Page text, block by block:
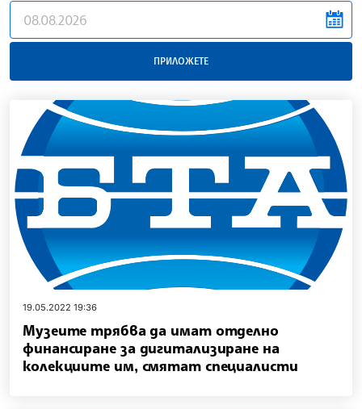
news.filter.to
ПРИЛОЖЕТЕ
19.05.2022 19:36
Музеите трябва да имат отделно
финансиране за дигитализиране на
колекциите им, смятат специалисти